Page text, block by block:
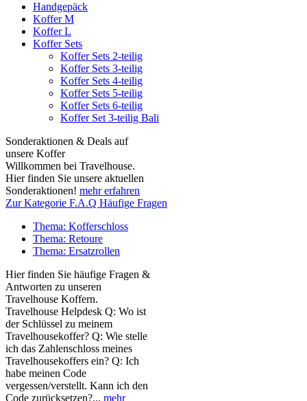
Handgepäck
Koffer M
Koffer L
Koffer Sets
Koffer Sets 2-teilig
Koffer Sets 3-teilig
Koffer Sets 4-teilig
Koffer Sets 5-teilig
Koffer Sets 6-teilig
Koffer Set 3-teilig Bali
Sonderaktionen & Deals auf
unsere Koffer
Willkommen bei Travelhouse.
Hier finden Sie unsere aktuellen
Sonderaktionen! mehr erfahren
Zur Kategorie F.A.Q Häufige Fragen
Thema: Kofferschloss
Thema: Retoure
Thema: Ersatzrollen
Hier finden Sie häufige Fragen &
Antworten zu unseren
Travelhouse Koffern.
Travelhouse Helpdesk Q: Wo ist
der Schlüssel zu meinem
Travelhousekoffer? Q: Wie stelle
ich das Zahlenschloss meines
Travelhousekoffers ein? Q: Ich
habe meinen Code
vergessen/verstellt. Kann ich den
Code zurücksetzen?... mehr